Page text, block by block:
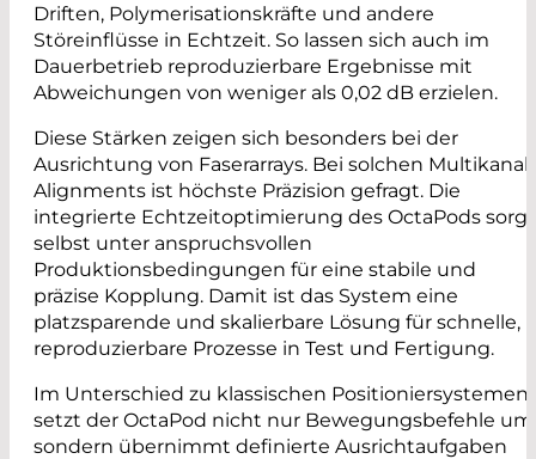
Driften, Polymerisationskräfte und andere
Störeinflüsse in Echtzeit. So lassen sich auch im
Dauerbetrieb reproduzierbare Ergebnisse mit
Abweichungen von weniger als 0,02 dB erzielen.
Diese Stärken zeigen sich besonders bei der
Ausrichtung von Faserarrays. Bei solchen Multikanal-
Alignments ist höchste Präzision gefragt. Die
integrierte Echtzeitoptimierung des OctaPods sorgt
selbst unter anspruchsvollen
Produktionsbedingungen für eine stabile und
präzise Kopplung. Damit ist das System eine
platzsparende und skalierbare Lösung für schnelle,
reproduzierbare Prozesse in Test und Fertigung.
Im Unterschied zu klassischen Positioniersystemen
setzt der OctaPod nicht nur Bewegungsbefehle um,
sondern übernimmt definierte Ausrichtaufgaben